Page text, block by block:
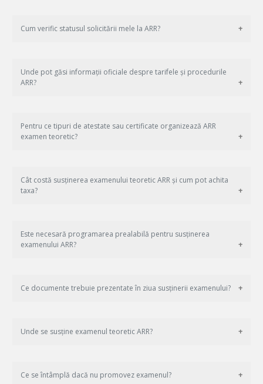
Cum verific statusul solicitării mele la ARR?
Unde pot găsi informații oficiale despre tarifele și procedurile
ARR?
Pentru ce tipuri de atestate sau certificate organizează ARR
examen teoretic?
Cât costă susținerea examenului teoretic ARR și cum pot achita
taxa?
Este necesară programarea prealabilă pentru susținerea
examenului ARR?
Ce documente trebuie prezentate în ziua susținerii examenului?
Unde se susține examenul teoretic ARR?
Ce se întâmplă dacă nu promovez examenul?